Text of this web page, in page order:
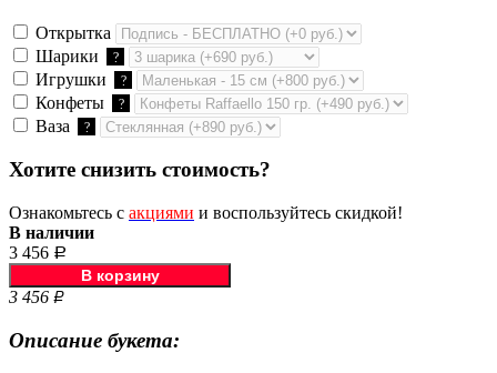
Открытка
Шарики
?
Игрушки ?
Конфеты ?
Ваза ?
Хотите снизить стоимость?
Ознакомьтесь с акциями и воспользуйтесь скидкой!
В наличии
3 456 Р
3 456 Р
Описание букета: